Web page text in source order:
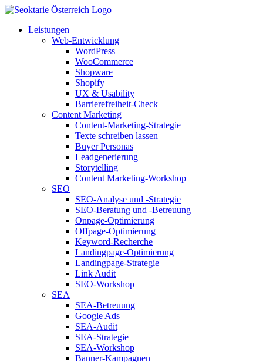
Leistungen
Web-Entwicklung
WordPress
WooCommerce
Shopware
Shopify
UX & Usability
Barrierefreiheit-Check
Content Marketing
Content-Marketing-Strategie
Texte schreiben lassen
Buyer Personas
Leadgenerierung
Storytelling
Content Marketing-Workshop
SEO
SEO-Analyse und -Strategie
SEO-Beratung und -Betreuung
Onpage-Optimierung
Offpage-Optimierung
Keyword-Recherche
Landingpage-Optimierung
Landingpage-Strategie
Link Audit
SEO-Workshop
SEA
SEA-Betreuung
Google Ads
SEA-Audit
SEA-Strategie
SEA-Workshop
Banner-Kampagnen